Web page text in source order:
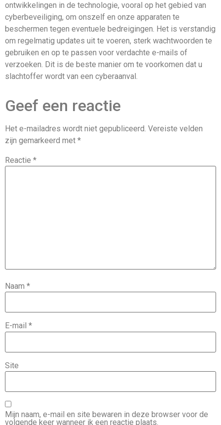
ontwikkelingen in de technologie, vooral op het gebied van
cyberbeveiliging, om onszelf en onze apparaten te
beschermen tegen eventuele bedreigingen. Het is verstandig
om regelmatig updates uit te voeren, sterk wachtwoorden te
gebruiken en op te passen voor verdachte e-mails of
verzoeken. Dit is de beste manier om te voorkomen dat u
slachtoffer wordt van een cyberaanval.
Geef een reactie
Het e-mailadres wordt niet gepubliceerd. Vereiste velden
zijn gemarkeerd met *
Reactie *
Naam *
E-mail *
Site
Mijn naam, e-mail en site bewaren in deze browser voor de
volgende keer wanneer ik een reactie plaats.